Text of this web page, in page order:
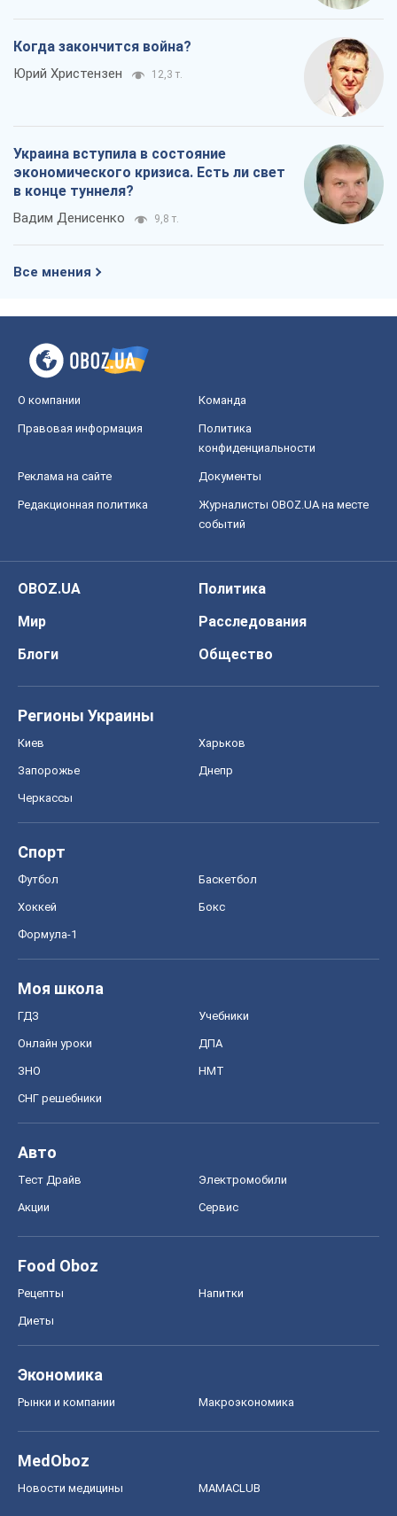
Когда закончится война?
Юрий Христензен 12,3 т.
Украина вступила в состояние
экономического кризиса. Есть ли свет
в конце туннеля?
Вадим Денисенко 9,8 т.
Все мнения
О компании Команда
Правовая информация
Политика
конфиденциальности
Реклама на сайте Документы
Редакционная политика
Журналисты OBOZ.UA на месте
событий
OBOZ.UA
Политика
Мир
Расследования
Блоги
Общество
Регионы Украины
Киев Харьков
Запорожье Днепр
Черкассы
Спорт
Футбол Баскетбол
Хоккей Бокс
Формула-1
Моя школа
ГДЗ Учебники
Онлайн уроки ДПА
ЗНО НМТ
СНГ решебники
Авто
Тест Драйв Электромобили
Акции Сервис
Food Oboz
Рецепты Напитки
Диеты
Экономика
Рынки и компании Mакроэкономика
MedOboz
Новости медицины MAMACLUB